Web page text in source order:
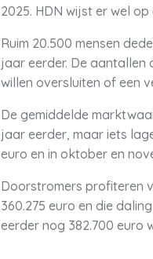
2025. HDN wijst er wel
Ruim 20.500 mensen
jaar eerder. De aantallen
willen oversluiten of een
De gemiddelde
jaar eerder, maar iets
euro en in oktober en
Doorstromers profiteren
360.275 euro en die
eerder nog 382.700 euro